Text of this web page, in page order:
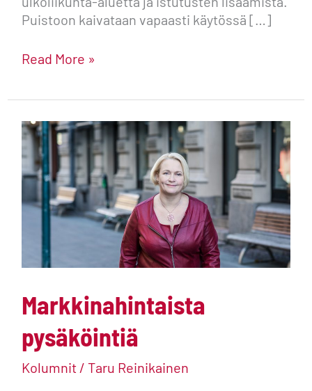
Puistoon kaivataan vapaasti käytössä […]
Read More »
Markkinahintaista
pysäköintiä
Kolumnit/ Taru Reinikainen
Markkinahintaista
pysäköintiä